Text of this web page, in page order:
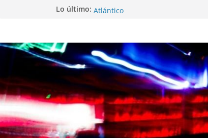
Lo último: Festival PortAmérica 2025, una
Atlántico
Entrevista a MICHEL de Solofolar,
Coruña…
Entrevista a RUMIA
Entrevista a mariagrep